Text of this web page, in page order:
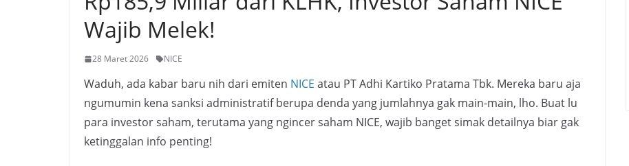
Wajib Melek!
28 Maret 2026 NICE
Waduh, ada kabar baru nih dari emiten NICE atau PT Adhi Kartiko Pratama Tbk. Mereka baru aja
ngumumin kena sanksi administratif berupa denda yang jumlahnya gak main-main, lho. Buat lu
para investor saham, terutama yang ngincer saham NICE, wajib banget simak detailnya biar gak
ketinggalan info penting!